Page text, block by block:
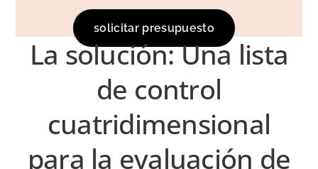
solicitar presupuesto
La solución: Una lista
de control
cuatridimensional
para la evaluación de